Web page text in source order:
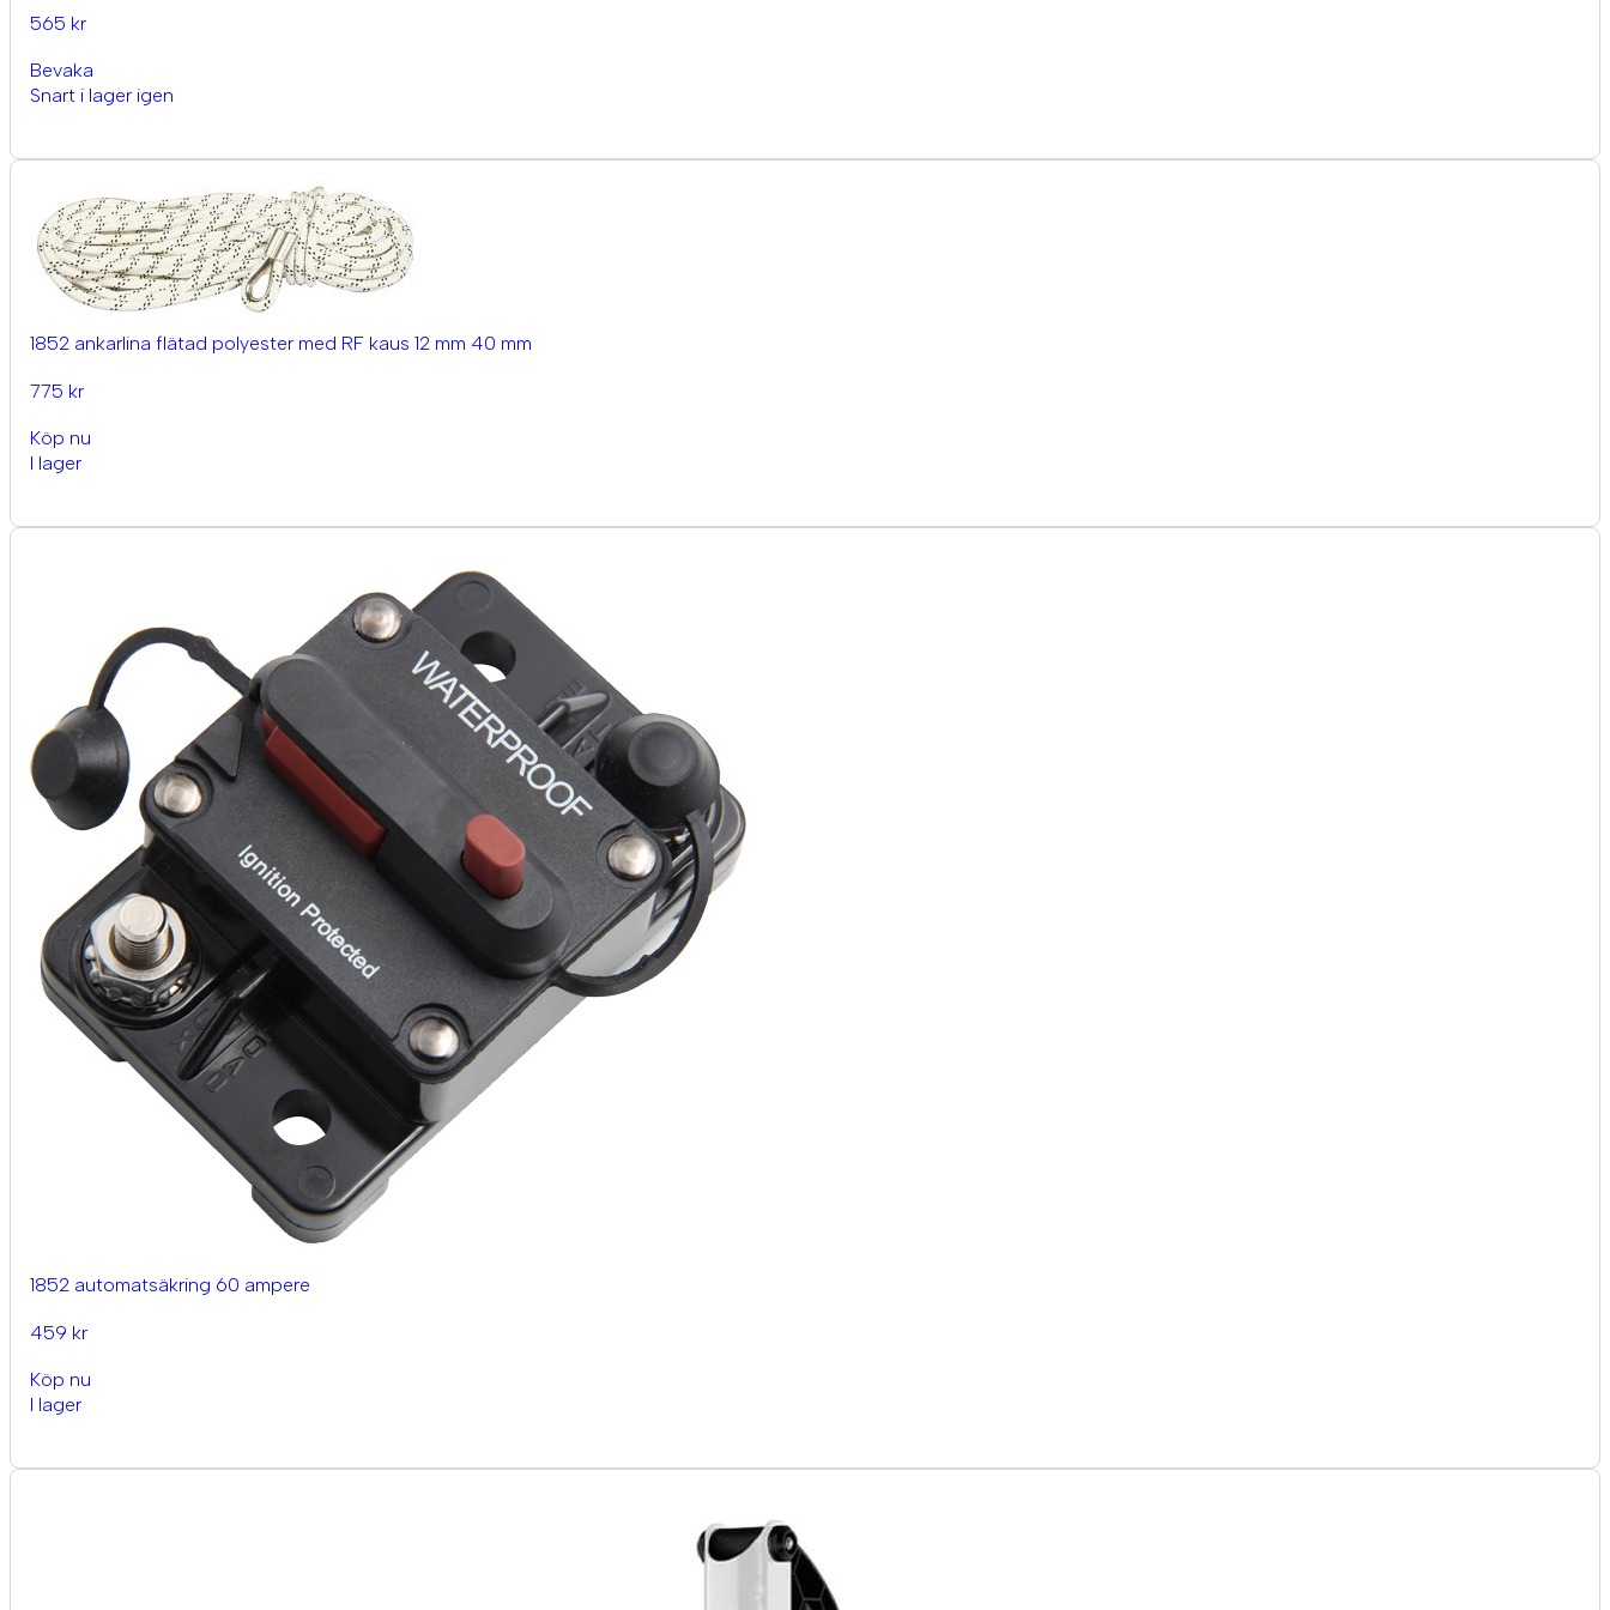
565 kr
Bevaka
Snart i lager igen
1852 ankarlina flätad polyester med RF kaus 12 mm 40 mm
775 kr
Köp nu
I lager
1852 automatsäkring 60 ampere
459 kr
Köp nu
I lager